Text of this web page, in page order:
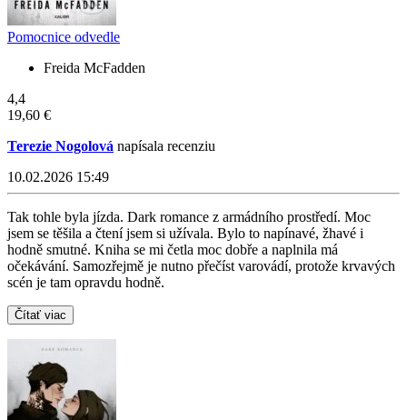
Pomocnice odvedle
Freida McFadden
4,4
19,60 €
Terezie Nogolová napísala recenziu
10.02.2026 15:49
Tak tohle byla jízda. Dark romance z armádního prostředí. Moc
jsem se těšila a čtení jsem si užívala. Bylo to napínavé, žhavé i
hodně smutné. Kniha se mi četla moc dobře a naplnila má
očekávání. Samozřejmě je nutno přečíst varovádí, protože krvavých
scén je tam opravdu hodně.
Čítať viac